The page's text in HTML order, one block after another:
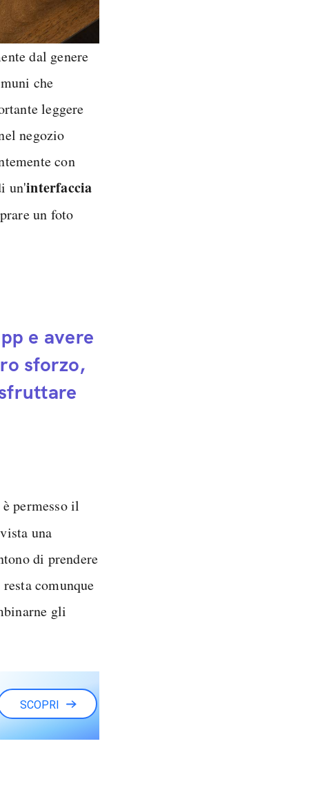
dal genere
che
leggere
negozio
con
un'interfaccia
un foto
e avere
sforzo,
permesso il
una
di prendere
comunque
gli
SCOPRI